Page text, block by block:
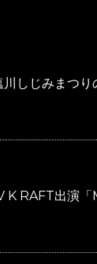
川しじみまつ
K RAFT出演「